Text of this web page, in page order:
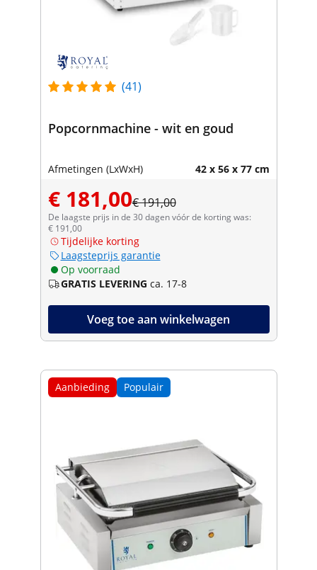
(41)
Popcornmachine - wit en goud
Afmetingen (LxWxH) 42 x 56 x 77 cm
€ 181,00€ 191,00
De laagste prijs in de 30 dagen vóór de korting was:
€ 191,00
Tijdelijke korting
Laagsteprijs garantie
Op voorraad
GRATIS LEVERING ca. 17-8
Voeg toe aan winkelwagen
Aanbieding Populair